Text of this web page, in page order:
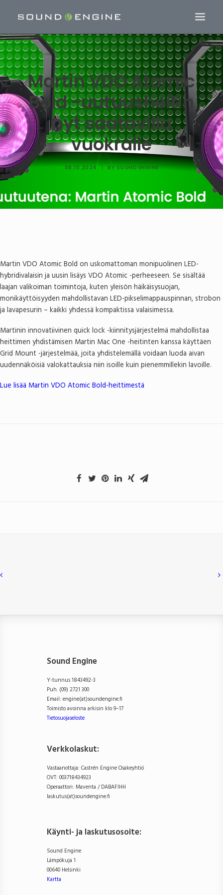
Martin VDO Atomic
Bold -uutuusheitin
nyt saatavilla
vuokralle
08.10.2024 | BYSOUND ENGINE
Martin VDO Atomic Bold on uskomattoman monipuolinen LED-
hybridivalaisin ja uusin lisäys VDO Atomic -perheeseen. Se sisältää
laajan valikoiman toimintoja, kuten yleisön häikäisysuojan,
monikäyttöisyyden mahdollistavan LED-pikselimappauspinnan, strobon
ja lavapesurin – kaikki yhdessä kompaktissa valaisimessa.
Martinin innovatiivinen quick lock -kiinnitysjärjestelmä mahdollistaa
heittimen yhdistämisen Martin Mac One -heitinten kanssa käyttäen
Grid Mount -järjestelmää, joita yhdistelemällä voidaan luoda aivan
uudennäköisiä valokattauksia niin isoille kuin pienemmillekin lavoille.
Lue lisää Martin VDO Atomic Bold-heittimestä
Sound Engine
Y-tunnus 1843492-3
Puh. (09) 2721 300
Email: engine(at)soundengine.fi
Toimisto avoinna arkisin klo 9–17
Tietosuojaseloste
Verkkolaskut:
Vastaanottaja: Castrén Engine Osakeyhtiö
OVT: 003718434923
Operaattori: Maventa / DABAFIHH
laskutus(at)soundengine.fi
Käynti- ja laskutusosoite:
Sound Engine
Lämpökuja 1
00640 Helsinki
Kartta